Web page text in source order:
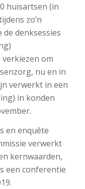
huisartsen (in
zo’n
de denksessies
om
nu en in
verwerkt in een
in konden
en enquête
verwerkt
kernwaarden,
een conferentie